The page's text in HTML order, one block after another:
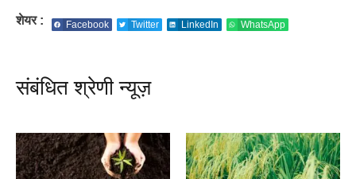
शेयर : Facebook Twitter LinkedIn WhatsApp
संबंधित श्रेणी न्यूज़